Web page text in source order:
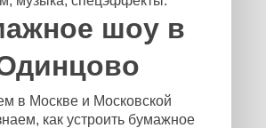
шоу в
в Москве и Московской
как устроить бумажное